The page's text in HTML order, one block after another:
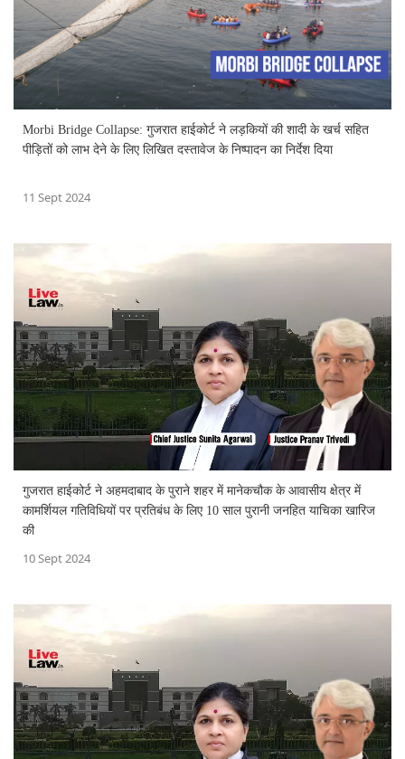
Morbi Bridge Collapse: गुजरात हाईकोर्ट ने लड़कियों की शादी के खर्च सहित
पीड़ितों को लाभ देने के लिए लिखित दस्तावेज के निष्पादन का निर्देश दिया
11 Sept 2024
गुजरात हाईकोर्ट ने अहमदाबाद के पुराने शहर में मानेकचौक के आवासीय क्षेत्र में
कामर्शियल गतिविधियों पर प्रतिबंध के लिए 10 साल पुरानी जनहित याचिका खारिज
की
10 Sept 2024